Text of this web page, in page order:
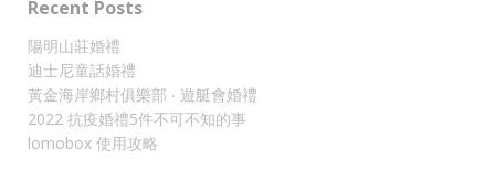
Recent Posts
陽明山莊婚禮
迪士尼童話婚禮
黃金海岸鄉村俱樂部 ‧ 遊艇會婚禮
2022 抗疫婚禮5件不可不知的事
lomobox 使用攻略